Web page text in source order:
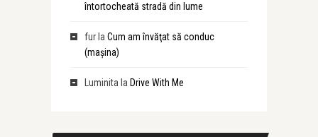
întortocheată stradă din lume
furla Cum am învăţat să conduc
(maşina)
Luminita la Drive With Me